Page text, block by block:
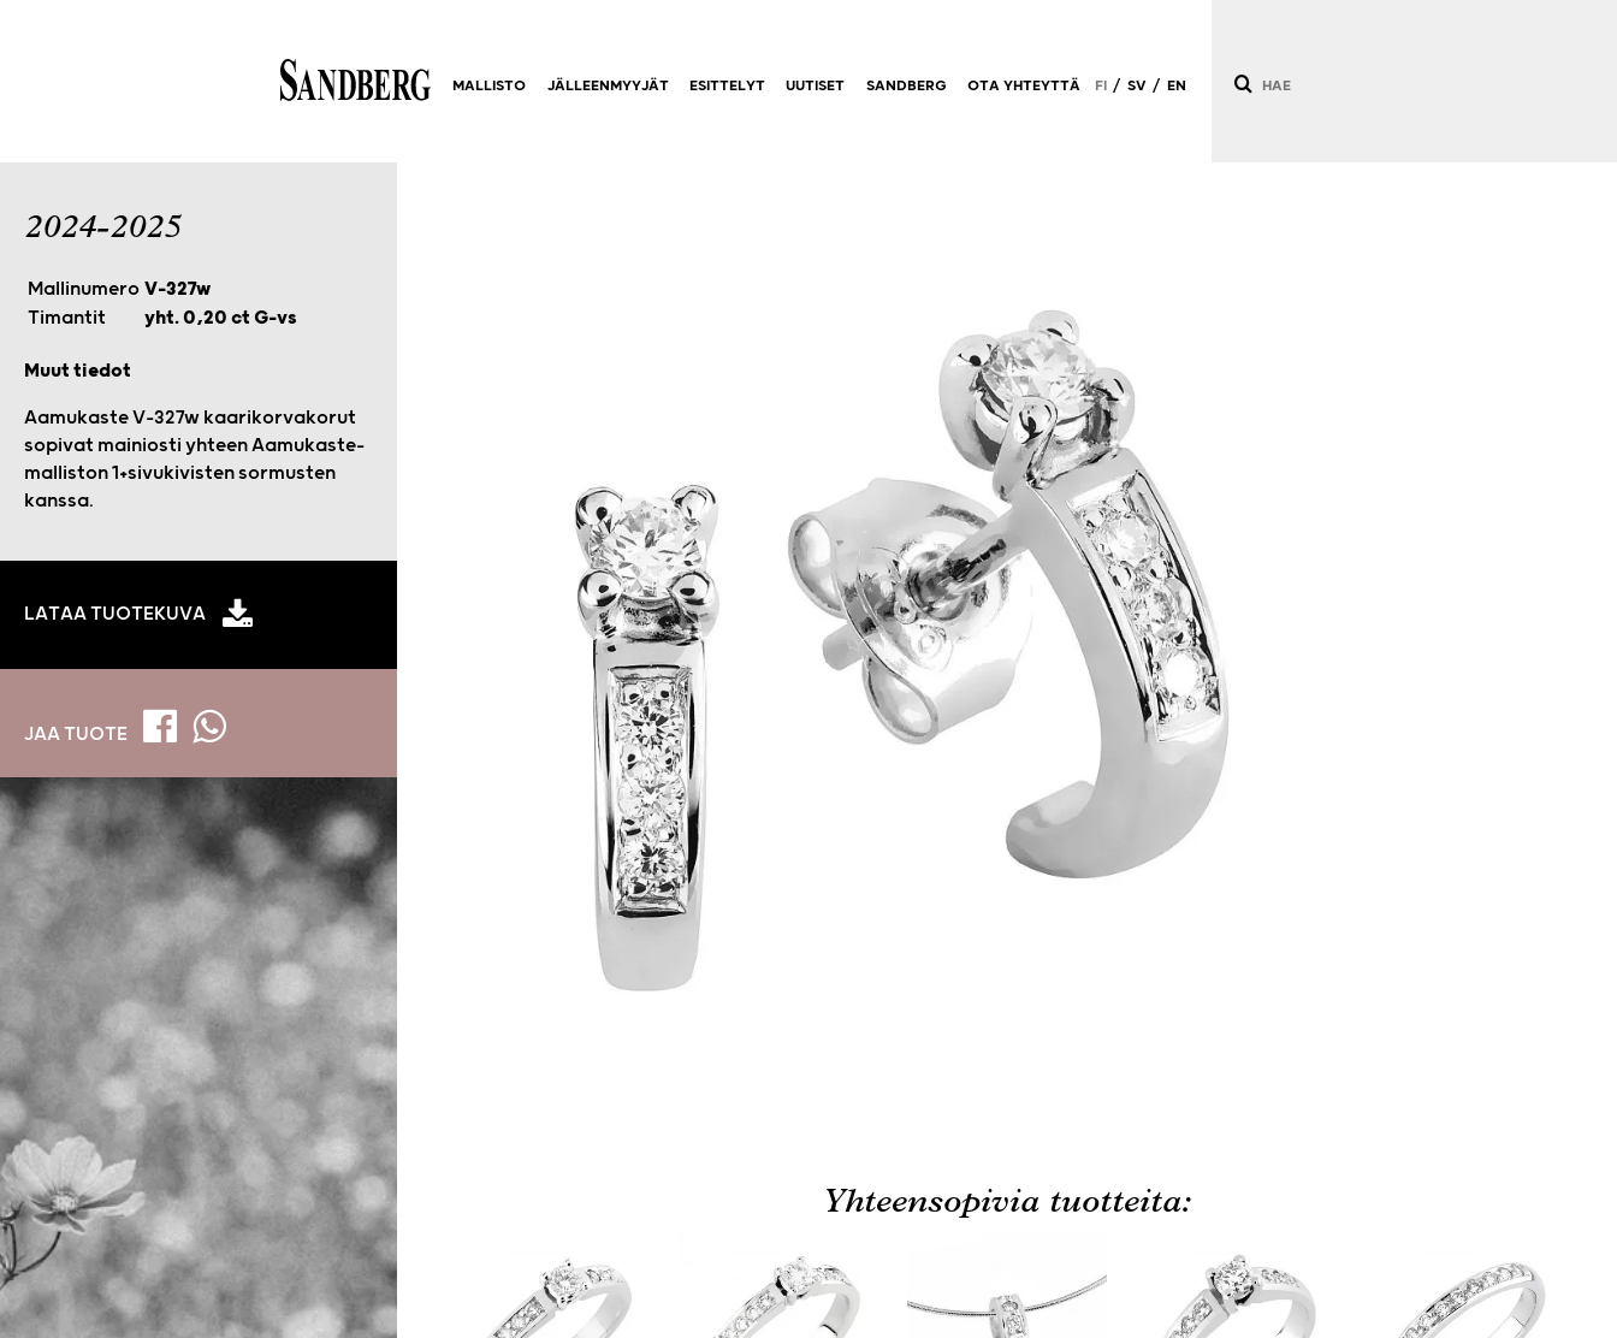
2024-2025
Mallinumero V-327w
Timantit
yht. 0,20 ct G-vs
Muut tiedot
Aamukaste V-327w kaarikorvakorut
sopivat mainiosti yhteen Aamukaste-
malliston 1+sivukivisten sormusten
kanssa.
LATAA TUOTEKUVA
JAA TUOTE
Yhteensopivia tuotteita:
MALLISTO JÄLLEENMYYJÄT ESITTELYT UUTISET SANDBERG OTA YHTEYTTÄ FI / SV / EN